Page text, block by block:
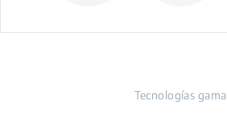
Tecnologías gama